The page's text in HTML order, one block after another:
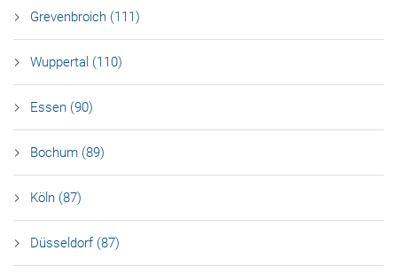
Grevenbroich (111)
Wuppertal (110)
Essen (90)
Bochum (89)
Köln (87)
Düsseldorf (87)